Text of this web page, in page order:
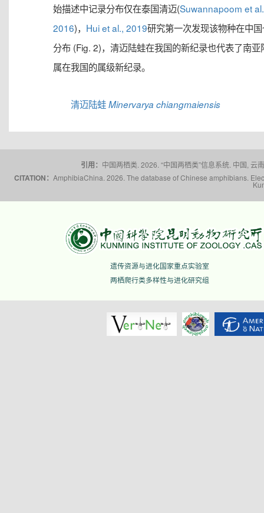
始描述中记录分布仅在泰国清迈(Suwannapoom et
2016)， Hui et al., 2019研究第一次发现该物种在中
分布 (Fig. 2)，清迈陆蛙在我国的新纪录也代表了南亚
属在我国的属级新纪录。
清迈陆蛙Minervarya chiangmaiensis
引用： 中国两栖类. 2026. “中国两栖类”信息系统. 中国,
CITATION： AmphibiaChina. 2026. The database of Chinese amphibians.
遗传资源与进化国家重点实验室
两栖爬行类多样性与进化研究组